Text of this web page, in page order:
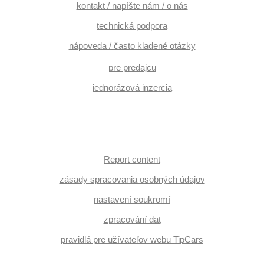
kontakt / napíšte nám / o nás
technická podpora
nápoveda / často kladené otázky
pre predajcu
jednorázová inzercia
Report content
zásady spracovania osobných údajov
nastavení soukromí
zpracování dat
pravidlá pre užívateľov webu TipCars